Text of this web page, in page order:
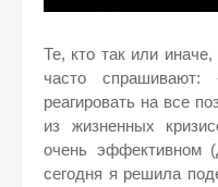
Те, кто так или
часто спрашивают:
реагировать на все
из жизненных
очень эффективном
сегодня я решила